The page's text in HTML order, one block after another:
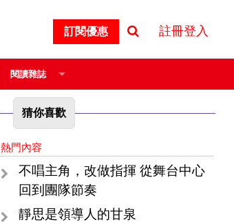
訂閱優惠 註冊登入
閱讀雜誌
猜你喜歡
熱門內容
不唱主角，改做指揮 從舞台中心
回到團隊節奏
靜思是領導人的甘泉